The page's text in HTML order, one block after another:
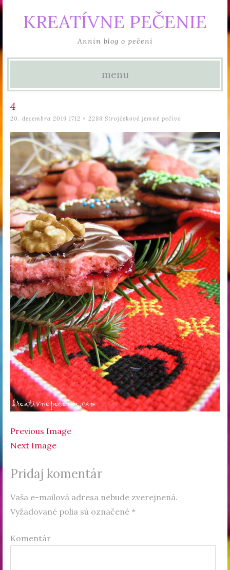
KREATÍVNE PEČENIE
Annin blog o pečení
menu
4
20. decembra 2019 1712 × 2288 Strojčekové jemné pečivo
Previous Image
Next Image
Pridaj komentár
Vaša e-mailová adresa nebude zverejnená.
Vyžadované polia sú označené *
Komentár